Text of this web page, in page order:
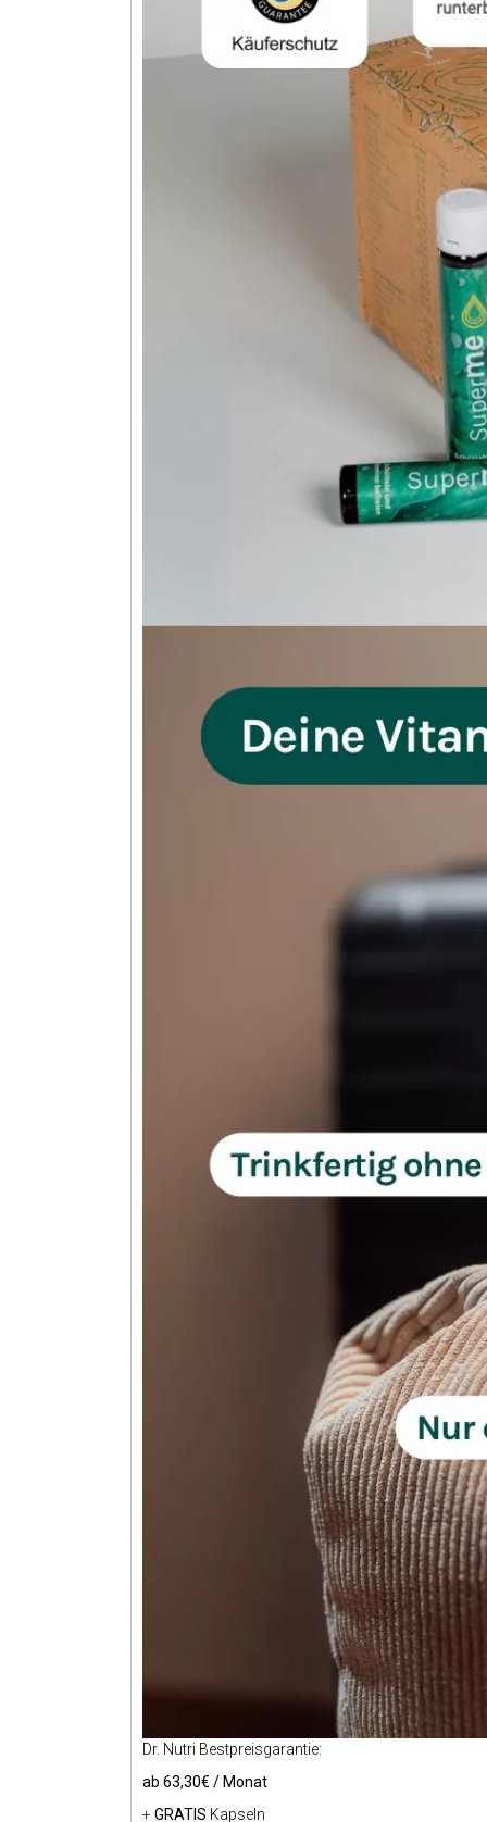
Dr. Nutri Bestpreisgarantie:
ab 63,30€ / Monat
+ GRATIS Kapseln